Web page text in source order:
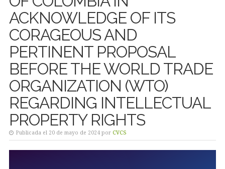
ACKNOWLEDGE OF ITS
CORAGEOUS AND
PERTINENT PROPOSAL
BEFORE THE WORLD TRADE
ORGANIZATION (WTO)
REGARDING INTELLECTUAL
PROPERTY RIGHTS
Publicada el 20 de mayo de 2024 por CVCS